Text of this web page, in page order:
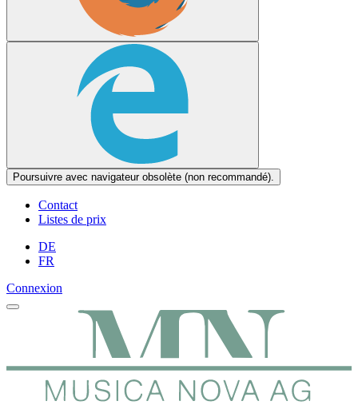
Poursuivre avec navigateur obsolète (non recommandé).
Contact
Listes de prix
DE
FR
Connexion